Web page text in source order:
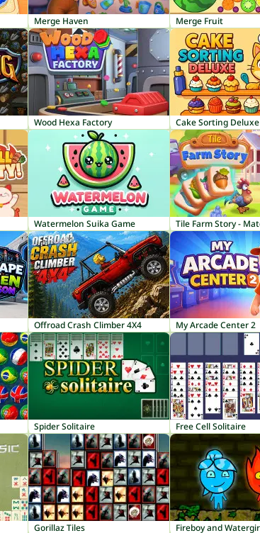
Merge Haven Merge Fruit
Wood Hexa Factory Cake Sorting Deluxe
Watermelon Suika Game
Offroad Crash Climber 4X4 My Arcade Center 2
Spider Solitaire Free Cell Solitaire
Gorillaz Tiles